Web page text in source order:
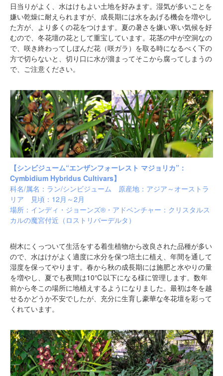
日当りがよく、水はけもよい土地を好みます。湿気が多いことを
嫌い乾燥に耐えられますが、成長期には水をあげる機会を増やし
た方が、より多くの花をつけます。夏の暑さを嫌い寒い気候を好
むので、冬花壇の花として重宝しています。花茎の中が空洞なの
で、咲き終わってしぼんだ花（咲ガラ）を取る時になるべく下の
方で切らないと、切り口に水が溜まってそこから腐ってしまうの
で、ご注意ください。
【シンビジューム“エンザンフォーレスト マジョリカ”：
Cymbidium Hybridus Cultivars】
科名/属名：ラン/シンビジューム 原産地：アジア～オーストラ
リア 見頃：12月～2月
場所：インディ・ジョーンズ®・アドベンチャー：クリスタルス
カルの魔宮付近（ ロストリバーデルタ ）
樹木にくっついて生活をする着生植物から改良された品種が多い
ので、水はけがよく適度に水分を保つ培土に植え、年間を通して
湿度を保ってやります。春から秋の成長期には施肥と水やりの量
を増やし、夏でも夜間は10℃以下になる様に管理します。数年
前から冬この場所に地植えするようになりました。最初は冬を越
せるかどうか不安でしたが、充分に生育し豪華な冬花壇を彩って
くれています。